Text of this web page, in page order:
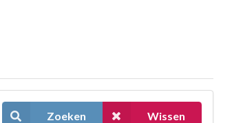
Zoeken Wissen